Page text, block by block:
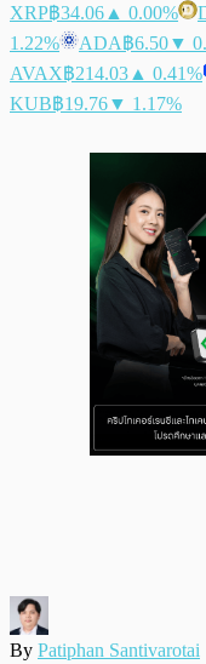
XRP฿34.06 ▲ 0.00%
1.22%
ADA฿6.50▼
AVAX฿214.03 ▲ 0.41%
KUB฿19.76▼ 1.17%
By Patiphan Santivarotai